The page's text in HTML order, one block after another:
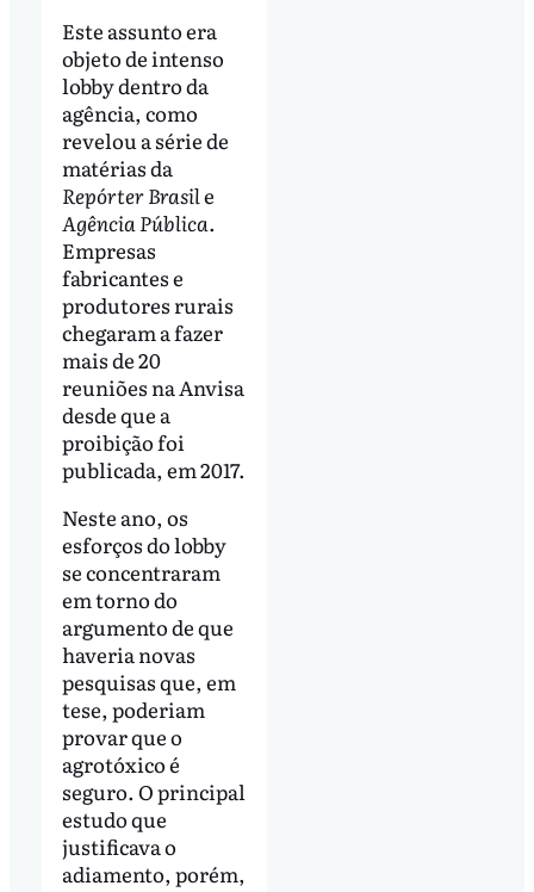
Este assunto era
objeto de intenso
lobby dentro da
agência, como
revelou a série de
matérias da
Repórter Brasile
Agência Pública.
Empresas
fabricantes e
produtores rurais
chegaram a fazer
mais de 20
reuniões na Anvisa
desde que a
proibição foi
publicada, em 2017.
Neste ano, os
esforços do lobby
se concentraram
em torno do
argumento de que
haveria novas
pesquisas que, em
tese, poderiam
provar que o
agrotóxico é
seguro. O principal
estudo que
justificava o
adiamento, porém,